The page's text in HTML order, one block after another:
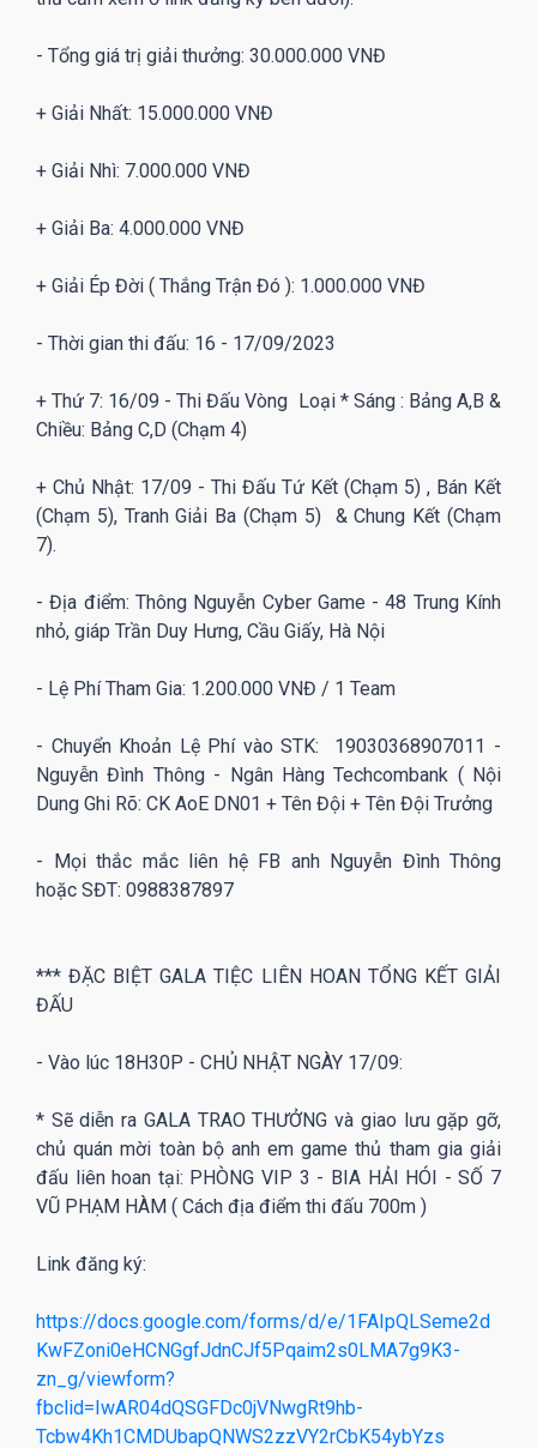
- Tổng giá trị giải thưởng: 30.000.000 VNĐ
+ Giải Nhất: 15.000.000 VNĐ
+ Giải Nhì: 7.000.000 VNĐ
+ Giải Ba: 4.000.000 VNĐ
+ Giải Ép Đời ( Thắng Trận Đó ): 1.000.000 VNĐ
- Thời gian thi đấu: 16 - 17/09/2023
+ Thứ 7: 16/09 - Thi Đấu Vòng Loại * Sáng : Bảng A,B &
Chiều: Bảng C,D (Chạm 4)
+ Chủ Nhật: 17/09 - Thi Đấu Tứ Kết (Chạm 5) , Bán Kết
(Chạm 5), Tranh Giải Ba (Chạm 5) & Chung Kết (Chạm
7).
- Địa điểm: Thông Nguyễn Cyber Game - 48 Trung Kính
nhỏ, giáp Trần Duy Hưng, Cầu Giấy, Hà Nội
- Lệ Phí Tham Gia: 1.200.000 VNĐ / 1 Team
- Chuyển Khoản Lệ Phí vào STK: 19030368907011 -
Nguyễn Đình Thông - Ngân Hàng Techcombank ( Nội
Dung Ghi Rõ: CK AoE DN01 + Tên Đội + Tên Đội Trưởng
- Mọi thắc mắc liên hệ FB anh Nguyễn Đình Thông
hoặc SĐT: 0988387897
*** ĐẶC BIỆT GALA TIỆC LIÊN HOAN TỔNG KẾT GIẢI
ĐẤU
- Vào lúc 18H30P - CHỦ NHẬT NGÀY 17/09:
* Sẽ diễn ra GALA TRAO THƯỞNG và giao lưu gặp gỡ,
chủ quán mời toàn bộ anh em game thủ tham gia giải
đấu liên hoan tại: PHÒNG VIP 3 - BIA HẢI HÓI - SỐ 7
VŨ PHẠM HÀM ( Cách địa điểm thi đấu 700m )
Link đăng ký:
https://docs.google.com/forms/d/e/1FAIpQLSeme2d
KwFZoni0eHCNGgfJdnCJf5Pqaim2s0LMA7g9K3-
zn_g/viewform?
fbclid=IwAR04dQSGFDc0jVNwgRt9hb-
Tcbw4Kh1CMDUbapQNWS2zzVY2rCbK54ybYzs